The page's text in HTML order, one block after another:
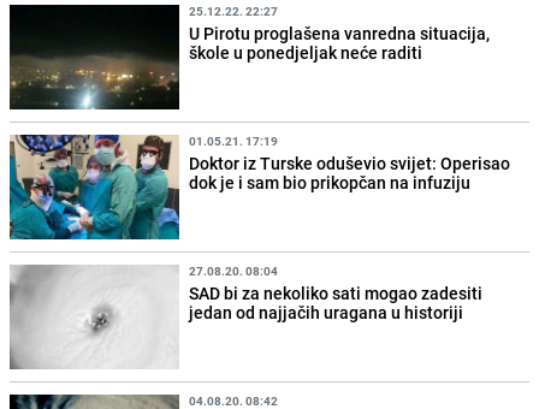
25.12.22. 22:27
U Pirotu proglašena vanredna situacija,
škole u ponedjeljak neće raditi
01.05.21. 17:19
Doktor iz Turske oduševio svijet: Operisao
dok je i sam bio prikopčan na infuziju
27.08.20. 08:04
SAD bi za nekoliko sati mogao zadesiti
jedan od najjačih uragana u historiji
04.08.20. 08:42